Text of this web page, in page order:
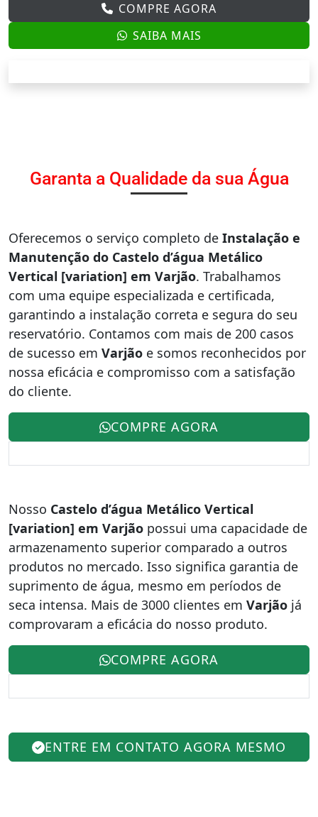
COMPRE AGORA
SAIBA MAIS
Garanta a Qualidade da sua Água
Oferecemos o serviço completo de Instalação e
Manutenção do Castelo d’água Metálico
Vertical [variation] em Varjão. Trabalhamos
com uma equipe especializada e certificada,
garantindo a instalação correta e segura do seu
reservatório. Contamos com mais de 200 casos
de sucesso em Varjão e somos reconhecidos por
nossa eficácia e compromisso com a satisfação
do cliente.
COMPRE AGORA
Nosso Castelo d’água Metálico Vertical
[variation] em Varjão possui uma capacidade de
armazenamento superior comparado a outros
produtos no mercado. Isso significa garantia de
suprimento de água, mesmo em períodos de
seca intensa. Mais de 3000 clientes em Varjão já
comprovaram a eficácia do nosso produto.
COMPRE AGORA
ENTRE EM CONTATO AGORA MESMO